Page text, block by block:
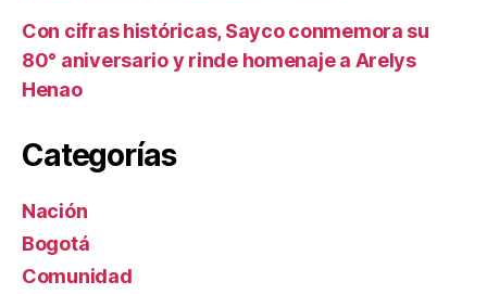
Con cifras históricas, Sayco conmemora su
80° aniversario y rinde homenaje a Arelys
Henao
Categorías
Nación
Bogotá
Comunidad